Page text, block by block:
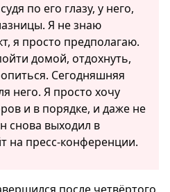
по его глазу, у него,
Я не знаю
я просто предполагаю.
домой, отдохнуть,
Сегодняшняя
него. Я просто хочу
и в порядке, и даже не
снова выходил в
на пресс-конференции.